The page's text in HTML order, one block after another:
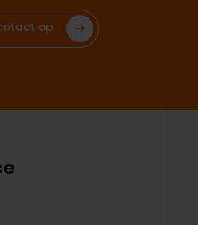
op